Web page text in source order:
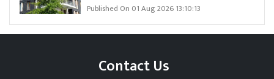
Published On 01 Aug 2026 13:10:13
Contact Us